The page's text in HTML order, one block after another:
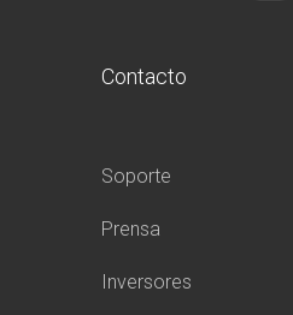
Contacto
Soporte
Prensa
Inversores